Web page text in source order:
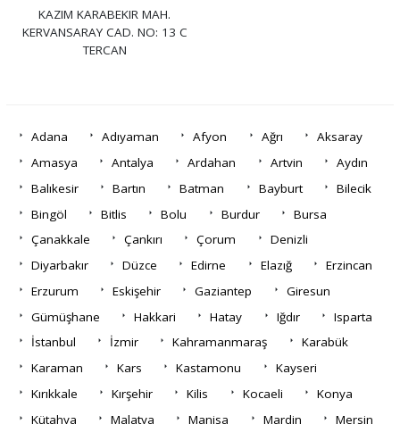
KAZIM KARABEKIR MAH.
KERVANSARAY CAD. NO: 13 C
TERCAN
Adana Adıyaman Afyon Ağrı
Aksaray
Amasya
Antalya Ardahan Artvin
Aydın
Balıkesir
Bartın Batman Bayburt
Bilecik
Bingöl
Bitlis Bolu Burdur
Bursa
Çanakkale
Çankırı Çorum
Denizli
Diyarbakır
Düzce Edirne Elazığ
Erzincan
Erzurum
Eskişehir Gaziantep
Giresun
Gümüşhane
Hakkari Hatay Iğdır
Isparta
İstanbul
İzmir Kahramanmaraş
Karabük
Karaman
Kars Kastamonu
Kayseri
Kırıkkale
Kırşehir Kilis Kocaeli
Konya
Kütahya
Malatya Manisa Mardin
Mersin